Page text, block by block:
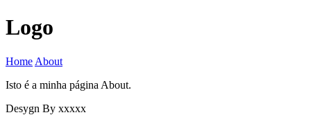
Logo
Home About
Isto é a minha página About.
Desygn By xxxxx